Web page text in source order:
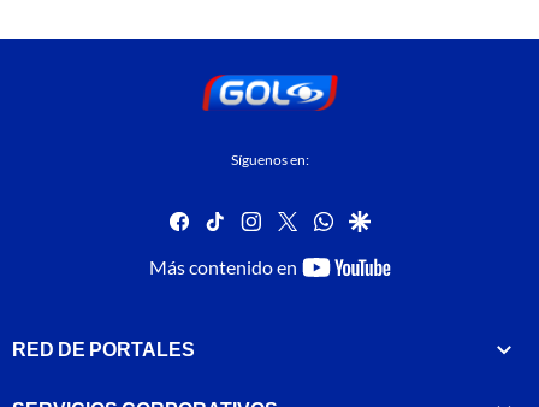
Síguenos en:
facebook
tiktok instagram
twitterwhatsapp
google
Más contenido en
youtube-
RED DE PORTALES